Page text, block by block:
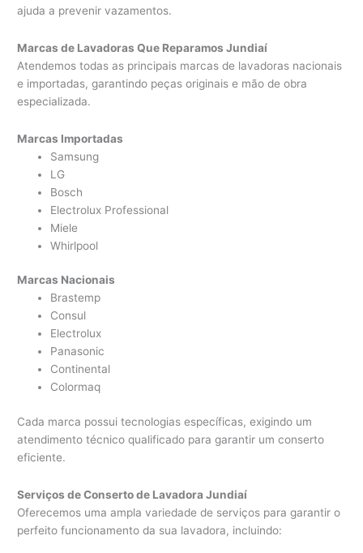
ajuda a prevenir vazamentos.
Marcas de Lavadoras Que Reparamos Jundiaí
Atendemos todas as principais marcas de lavadoras nacionais
e importadas, garantindo peças originais e mão de obra
especializada.
Marcas Importadas
Samsung
LG
Bosch
Electrolux Professional
Miele
Whirlpool
Marcas Nacionais
Brastemp
Consul
Electrolux
Panasonic
Continental
Colormaq
Cada marca possui tecnologias específicas, exigindo um
atendimento técnico qualificado para garantir um conserto
eficiente.
Serviços de Conserto de Lavadora Jundiaí
Oferecemos uma ampla variedade de serviços para garantir o
perfeito funcionamento da sua lavadora, incluindo: